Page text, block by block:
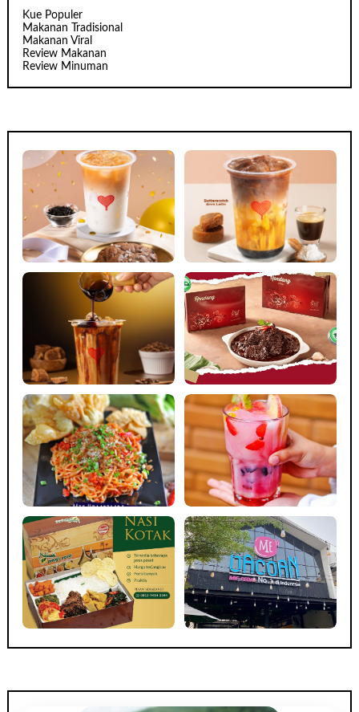
Kue Populer
Makanan Tradisional
Makanan Viral
Review Makanan
Review Minuman